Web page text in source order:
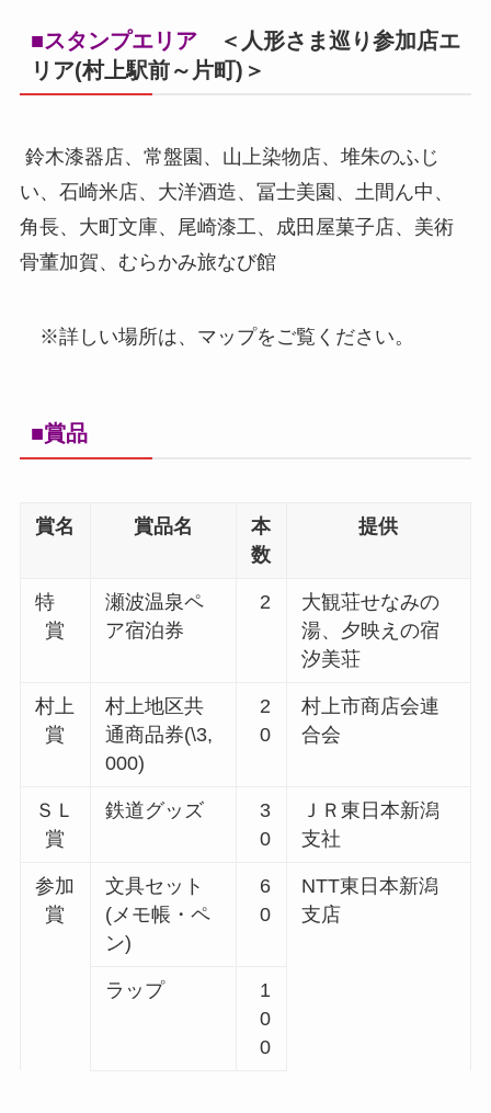
■スタンプエリア＜人形さま巡り参加店エ
リア(村上駅前～片町)＞
鈴木漆器店、常盤園、山上染物店、堆朱のふじ
い、石崎米店、大洋酒造、冨士美園、土間ん中、
角長、大町文庫、尾崎漆工、成田屋菓子店、美術
骨董加賀、むらかみ旅なび館
※詳しい場所は、マップをご覧ください。
■賞品
賞名 賞品名
本
数
提供
特
賞
瀬波温泉ペ
ア宿泊券
2
大観荘せなみの
湯、夕映えの宿
汐美荘
村上
賞
村上地区共
通商品券(\3,
000)
2
0
村上市商店会連
合会
ＳＬ
賞
鉄道グッズ
3
0
ＪＲ東日本新潟
支社
参加
賞
文具セット
(メモ帳・ペ
ン)
6
0
NTT東日本新潟
支店
ラップ
1
0
0